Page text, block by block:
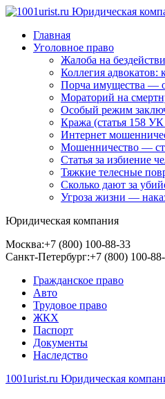
Главная
Уголовное право
Жалоба на
Коллегия адвокатов:
Порча имущества —
Мораторий на
Особый режим
Кража (статья 158
Интернет
Мошенничество —
Статья за избиение
Тяжкие телесные
Сколько дают за
Угроза жизни —
Юридическая компания
Москва:+7 (800) 100-88-33
Санкт-Петербург:+7 (800) 100-
Гражданское право
Авто
Трудовое право
ЖКХ
Паспорт
Документы
Наследство
1001urist.ru Юридическая